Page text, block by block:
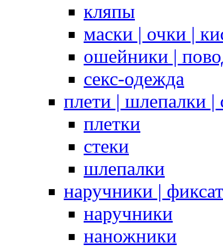
кляпы
маски | очки |
ошейники |
секс-одежда
плети | шлепалки |
плетки
стеки
шлепалки
наручники |
наручники
наножники